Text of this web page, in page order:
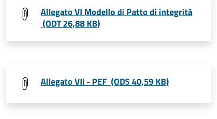
Allegato VI Modello di Patto di integrità
(ODT 26,88 KB)
Allegato VII - PEF (ODS 40,59 KB)